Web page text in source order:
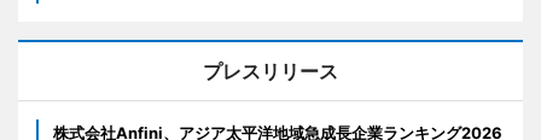
プレスリリース
株式会社Anfini、アジア太平洋地域急成長企業ランキング2026